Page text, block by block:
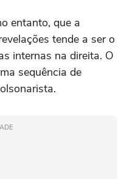
entanto, que a
tende a ser o
internas na direita. O
sequência de